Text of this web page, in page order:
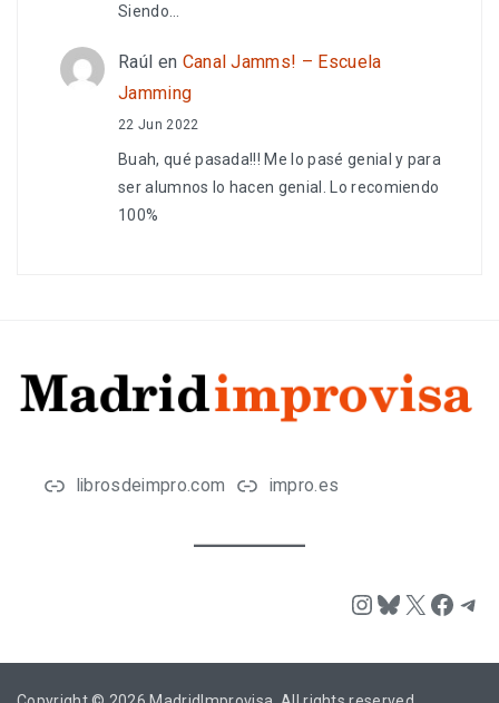
Siendo…
Raúl en Canal Jamms! – Escuela
Jamming
22 Jun 2022
Buah, qué pasada!!! Me lo pasé genial y para
ser alumnos lo hacen genial. Lo recomiendo
100%
librosdeimpro.com impro.es
Instagram
Bluesky
X